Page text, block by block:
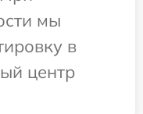
мы
в
центр